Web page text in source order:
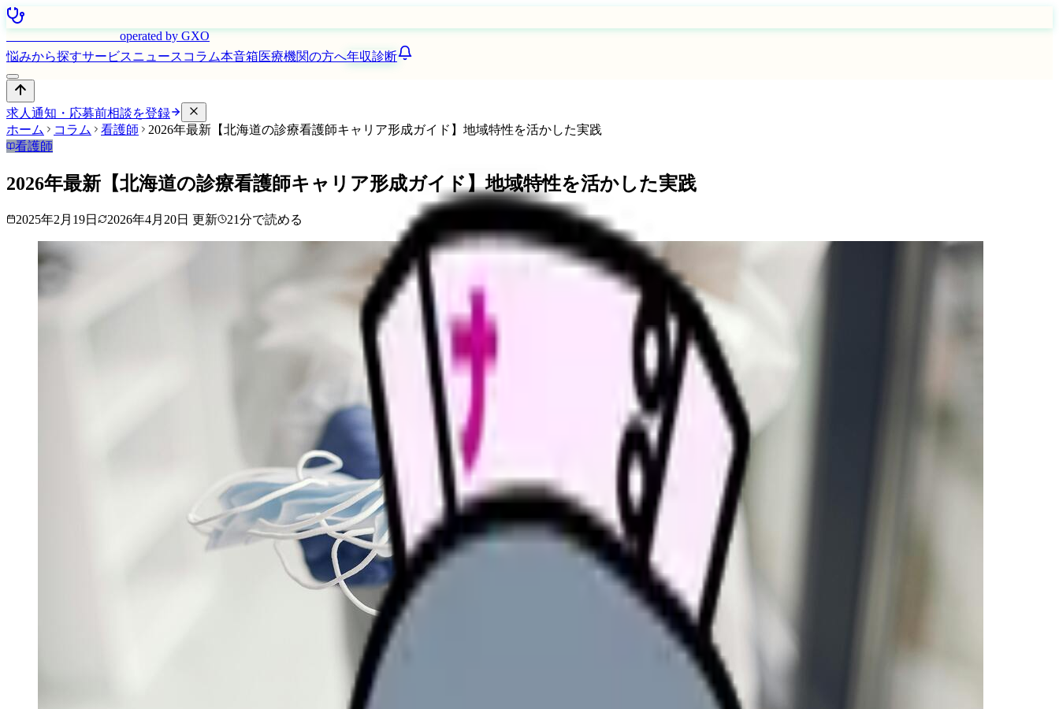
operated by GXO
悩みから探すサービスニュース コラム本音箱医療機関の方へ年収診断
求人通知・応募前相談を登録
ホーム
コラム 看護師
2026年最新【北海道の診療看護師キャリア形成ガイド】地域特性を活かした実践
看護師
2026年最新【北海道の診療看護師キャリア形成ガイド】地域特性を活かした実践
2025年2月19日 2026年4月20日 更新 21分で読める